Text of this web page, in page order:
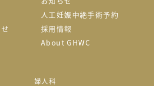
人工妊娠中絶手術予約
採用情報
About GHWC
婦人科